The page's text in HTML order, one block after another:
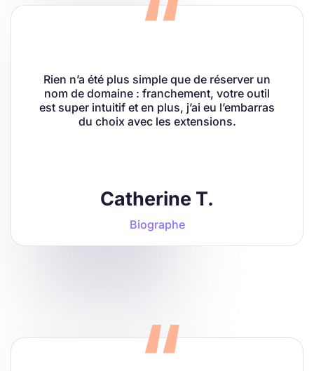
Rien n’a été plus simple que de réserver un
nom de domaine : franchement, votre outil
est super intuitif et en plus, j’ai eu l’embarras
du choix avec les extensions.
Catherine T.
Biographe